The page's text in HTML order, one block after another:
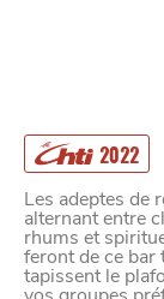
2022
Les adeptes de
alternant entre
rhums et
feront de ce bar
tapissent le